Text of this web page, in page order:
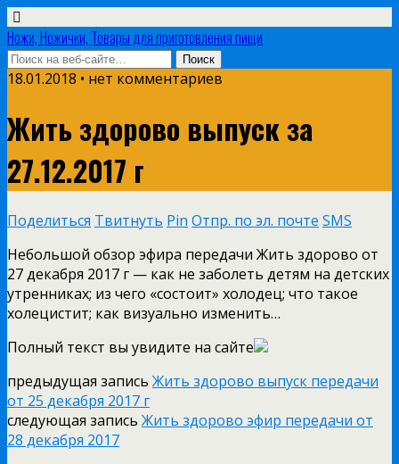
Ножи, Ножички, Товары для приготовления пищи
18.01.2018 • нет комментариев
Жить здорово выпуск за
27.12.2017 г
Поделиться Твитнуть Pin Отпр. по эл. почте SMS
Небольшой обзор эфира передачи Жить здорово от
27 декабря 2017 г — как не заболеть детям на детских
утренниках; из чего «состоит» холодец; что такое
холецистит; как визуально изменить…
Полный текст вы увидите на сайте
предыдущая запись Жить здорово выпуск передачи
от 25 декабря 2017 г
следующая запись Жить здорово эфир передачи от
28 декабря 2017